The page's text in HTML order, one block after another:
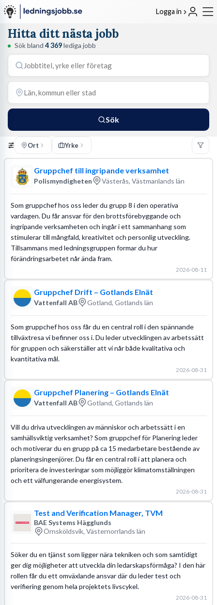
Logga in
Hitta ditt nästa jobb
Sök bland 4 369lediga jobb
Sök
Ort Yrke
Gruppchef till ingripande verksamhet
Polismyndigheten Västerås, Västmanlands län
Som gruppchef hos oss leder du grupp 8 i den operativa
vardagen. Du får ansvar för den brottsförebyggande och
ingripande verksamheten och ingår i ett sammanhang som
stimulerar till mångfald, kreativitet och personlig utveckling.
Tillsammans med ledningsgruppen formar du hur
förändringsarbetet når ända fram.
2026-08-11
Gruppchef Drift – Gotlands Elnät
Vattenfall AB Gotland, Gotlands län
Som gruppchef hos oss får du en central roll i den spännande
tillväxtresa vi befinner oss i. Du leder utvecklingen av arbetssätt
för gruppen och säkerställer att vi når både kvalitativa och
kvantitativa mål.
2026-08-31
Gruppchef Planering – Gotlands Elnät
Vattenfall AB Gotland, Gotlands län
Vill du driva utvecklingen av människor och arbetssätt i en
samhällsviktig verksamhet? Som gruppchef för Planering leder
och motiverar du en grupp på ca 15 medarbetare bestående av
planeringsingenjörer. Du får en central roll i att planera och
prioritera de investeringar som möjliggör klimatomställningen
och ett välfungerande energisystem.
2026-08-31
Test and Verification Manager, TVM
BAE Systems Hägglunds
Örnsköldsvik, Västernorrlands län
Söker du en tjänst som ligger nära tekniken och som samtidigt
ger dig möjligheter att utveckla din ledarskapsförmåga? I den här
rollen får du ett omväxlande ansvar där du leder test och
verifiering genom hela projektets livscykel.
2026-08-31